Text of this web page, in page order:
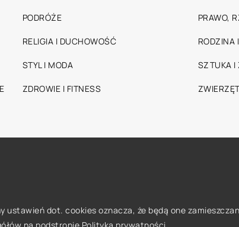
PODRÓŻE PRAWO,
RELIGIA I DUCHOWOŚĆ RODZINA
STYL I MODA SZTUKA I
ZDROWIE I FITNESS
dot. cookies oznacza, że będą one